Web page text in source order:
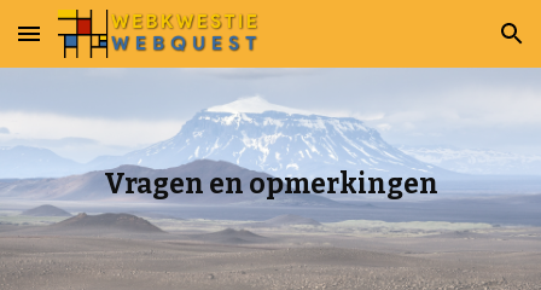
Skip to main content Skip to navigation
Vragen en opmerkingen